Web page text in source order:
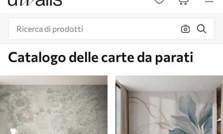
Catalogo delle carte da parati